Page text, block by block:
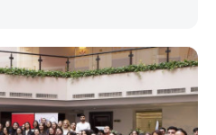
փոփոխության
ըմբռնման համար։